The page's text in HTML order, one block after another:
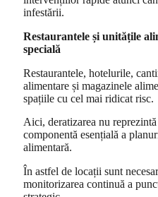
infestării.
Restaurantele și unitățile
specială
Restaurantele, hotelurile,
alimentare și magazinele
spațiile cu cel mai ridicat risc.
Aici, deratizarea nu
componentă esențială a
alimentară.
În astfel de locații sunt
monitorizarea continuă a